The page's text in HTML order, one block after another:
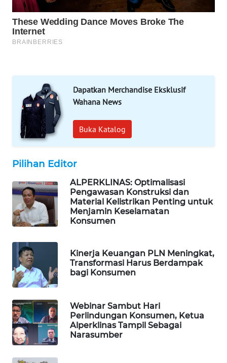
Dapatkan Merchandise Eksklusif
Wahana News
Buka Katalog
Pilihan Editor
ALPERKLINAS: Optimalisasi
Pengawasan Konstruksi dan
Material Kelistrikan Penting untuk
Menjamin Keselamatan
Konsumen
Kinerja Keuangan PLN Meningkat,
Transformasi Harus Berdampak
bagi Konsumen
Webinar Sambut Hari
Perlindungan Konsumen, Ketua
Alperklinas Tampil Sebagai
Narasumber
SIBARAGAS
NEWS
METRO
METRO
MEDAN
NEWS
METRO
NEWS
KRT
NEWS
KARING
JURNAL
MARITIM
HUMBANG
NEWS
GARONGGANG